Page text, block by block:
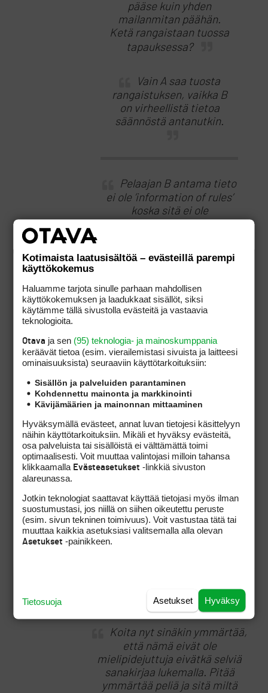
pääse kuin yhden
mailanmitan päähän.
Ketä rangaistaan tuossa
tapauksessa?
Vain A saa tuosta
rangaistuksen, vaikka B
on virheellistä tietoa
säännöstä antanutkin.
Pelaajan B antama tieto
ei ole ’information of rules’
koska sitä ei ole
Jos edellinen pitää
tulkittava:
’Advice’ is any counsel or
suggestion that could
determining his play, the
choice of a club or the
method of making a
stroke.
Tässä on nyt muutama
kymmenen viestiä koitettu
asiaa selvittää ja nähtynä
pyörää uudestaan.
Koita nyt sinäkin ymmärtää,
että nämä eivät ole
mielipidejuttuja eivätkä selviä
sanakirjaa lukemalla. Pitää
ymmärtää peliä ja sitä miltä
Kotimaista laatusisältöä – evästeillä parempi
käyttökokemus
Haluamme tarjota sinulle parhaan mahdollisen
käyttökokemuksen ja laadukkaat sisällöt, siksi
käytämme tällä sivustolla evästeitä ja vastaavia
teknologioita.
Otava ja sen (95) teknologia- ja mainoskumppania
keräävät tietoa (esim. vierailemis­tasi sivuista ja laitteesi
ominaisuuk­sista) seuraaviin käyttötarkoituksiin:
Sisällön ja palveluiden parantaminen
Kohdennettu mainonta ja markkinointi
Kävijämäärien ja mainonnan mittaaminen
Hyväksymällä evästeet, annat luvan tietojesi käsittelyyn
näihin käyttötarkoituksiin. Mikäli et hyväksy evästeitä,
osa palveluista tai sisällöistä ei välttämättä toimi
optimaalisesti. Voit muuttaa valintojasi milloin tahansa
klikkaamalla Evästeasetukset -linkkiä sivuston
alareunassa.
Jotkin teknologiat saattavat käyttää tietojasi myös ilman
suostumustasi, jos niillä on siihen oikeutettu peruste
(esim. sivun tekninen toimivuus). Voit vastustaa tätä tai
muuttaa kaikkia asetuksiasi valitsemalla alla olevan
Asetukset -painikkeen.
Hyväksy
Asetukset
Tietosuoja